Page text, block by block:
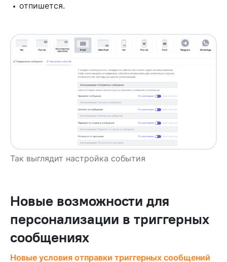
отпишется.
Так выглядит настройка события
Новые возможности для
персонализации в триггерных
сообщениях
Новые условия отправки триггерных сообщений